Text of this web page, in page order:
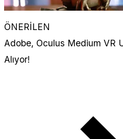
ÖNERİLEN
Adobe, Oculus Medium VR
Alıyor!